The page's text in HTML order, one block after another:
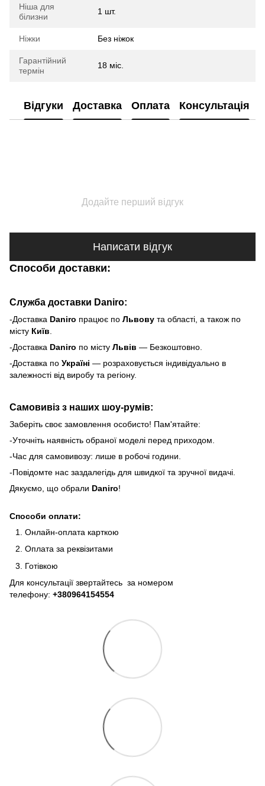
Ніша для
білизни
1 шт.
Ніжки Без ніжок
Гарантійний
термін
18 міс.
Відгуки Доставка Оплата Консультація
Додайте перший відгук
Написати відгук
Способи доставки:
Служба доставки Daniro:
-Доставка Daniro працює по Львову та області, а також по
місту Київ
-Доставка Daniro по місту Львів — Безкоштовно.
-Доставка по Україні — розраховується індивідуально в
залежності від виробу та регіону.
Самовивіз з наших шоу-румів:
Заберіть своє замовлення особисто! Пам'ятайте:
-Уточніть наявність обраної моделі перед приходом.
-Час для самовивозу: лише в робочі години.
-Повідомте нас заздалегідь для швидкої та зручної видачі.
Дякуємо, що обрали Daniro!
Способи оплати:
Онлайн-оплата карткою
Оплата за реквізитами
Готівкою
Для консультації звертайтесь за номером
телефону: +380964154554